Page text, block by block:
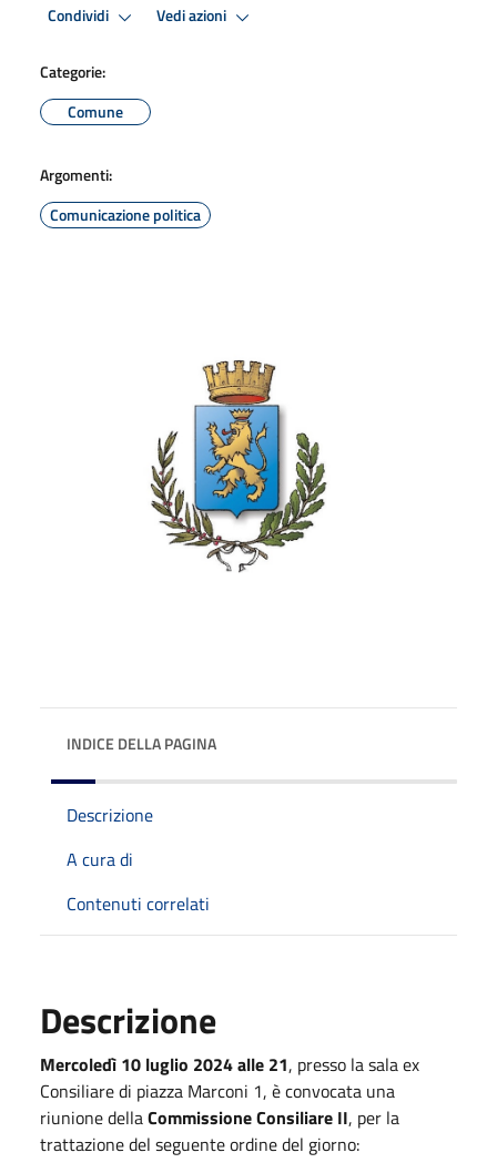
Condividi Vedi azioni
Categorie:
Comune
Argomenti:
Comunicazione politica
INDICE DELLA PAGINA
Descrizione
A cura di
Contenuti correlati
Descrizione
Mercoledì 10 luglio 2024 alle 21, presso la sala ex
Consiliare di piazza Marconi 1, è convocata una
riunione dellaCommissione Consiliare II, per la
trattazione del seguente ordine del giorno: